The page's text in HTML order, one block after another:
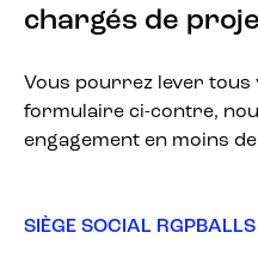
chargés de
Vous pourrez lever tous
formulaire ci-contre,
engagement en moins
SIÈGE SOCIAL RGPBALLS